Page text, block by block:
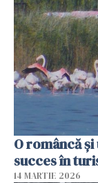
O româncă
succes în
14 MARTIE 2026